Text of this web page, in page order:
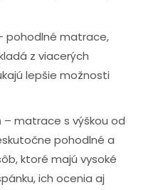
pohodlné matrace,
z viacerých
lepšie možnosti
– matrace s výškou od
pohodlné a
ktoré majú vysoké
ich ocenia aj